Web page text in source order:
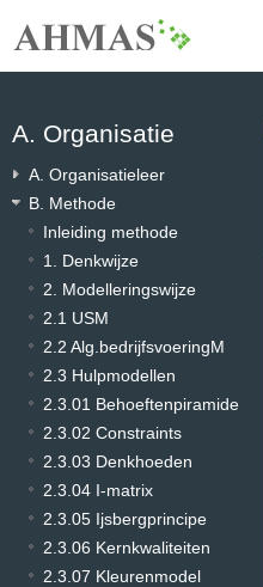
A. Organisatie
A. Organisatieleer
B. Methode
Inleiding methode
1. Denkwijze
2. Modelleringswijze
2.1 USM
2.2 Alg.bedrijfsvoeringM
2.3 Hulpmodellen
2.3.01 Behoeftenpiramide
2.3.02 Constraints
2.3.03 Denkhoeden
2.3.04 I-matrix
2.3.05 Ijsbergprincipe
2.3.06 Kernkwaliteiten
2.3.07 Kleurenmodel